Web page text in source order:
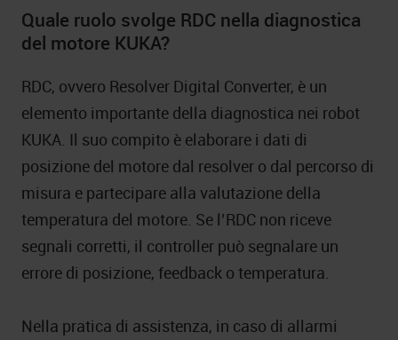
Quale ruolo svolge RDC nella diagnostica
del motore KUKA?
RDC, ovvero Resolver Digital Converter, è un
elemento importante della diagnostica nei robot
KUKA. Il suo compito è elaborare i dati di
posizione del motore dal resolver o dal percorso di
misura e partecipare alla valutazione della
temperatura del motore. Se l’RDC non riceve
segnali corretti, il controller può segnalare un
errore di posizione, feedback o temperatura.
Nella pratica di assistenza, in caso di allarmi